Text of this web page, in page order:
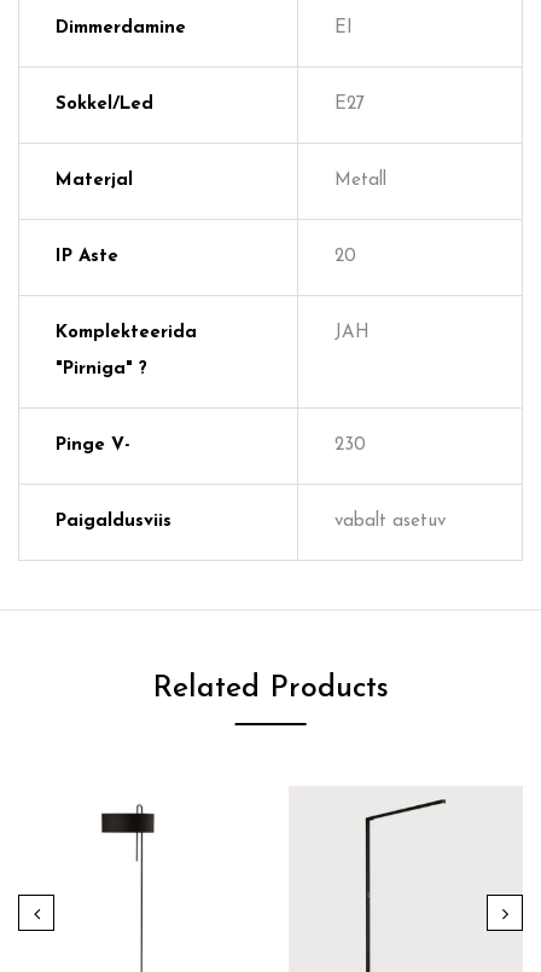
Dimmerdamine EI
Sokkel/Led E27
Materjal Metall
IP Aste 20
Komplekteerida
"pirniga" ?
JAH
Pinge V- 230
Paigaldusviis vabalt asetuv
Related Products